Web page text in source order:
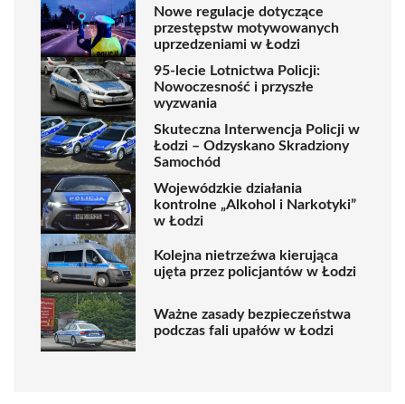
Nowe regulacje dotyczące
przestępstw motywowanych
uprzedzeniami w Łodzi
95-lecie Lotnictwa Policji:
Nowoczesność i przyszłe
wyzwania
Skuteczna Interwencja Policji w
Łodzi – Odzyskano Skradziony
Samochód
Wojewódzkie działania
kontrolne „Alkohol i Narkotyki”
w Łodzi
Kolejna nietrzeźwa kierująca
ujęta przez policjantów w Łodzi
Ważne zasady bezpieczeństwa
podczas fali upałów w Łodzi